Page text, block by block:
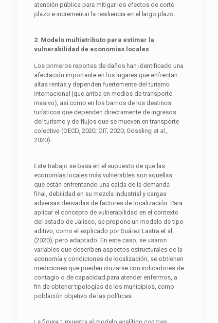
atención pública para mitigar los efectos de corto
plazo e incrementar la resiliencia en el largo plazo.
2. Modelo multiatributo para estimar la
vulnerabilidad de economías locales
Los primeros reportes de daños han identificado una
afectación importante en los lugares que enfrentan
altas rentas y dependen fuertemente del turismo
internacional (que arriba en medios de transporte
masivo), así como en los barrios de los destinos
turísticos que dependen directamente de ingresos
del turismo y de flujos que se mueven en transporte
colectivo (OECD, 2020; OIT, 2020; Gössling et al.,
2020).
Este trabajo se basa en el supuesto de que las
economías locales más vulnerables son aquellas
que están enfrentando una caída de la demanda
final, debilidad en su mezcla industrial y cargas
adversas derivadas de factores de localización. Para
aplicar el concepto de vulnerabilidad en el contexto
del estado de Jalisco, se propone un modelo de tipo
aditivo, como el explicado por Suárez Lastra et al.
(2020), pero adaptado. En este caso, se usaron
variables que describen aspectos estructurales de la
economía y condiciones de localización, se obtienen
mediciones que pueden cruzarse con indicadores de
contagio o de capacidad para atender enfermos, a
fin de obtener tipologías de los municipios, como
población objetivo de las políticas.
La figura 1 muestra el modelo analítico con tres